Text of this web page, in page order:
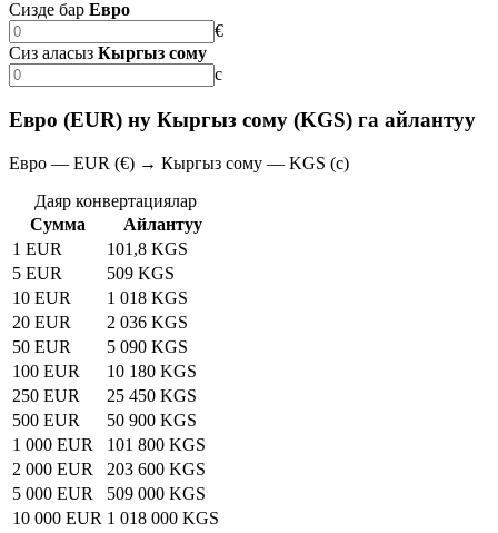
Сизде бар Евро
€
Сиз аласыз Кыргыз сому
с
Евро (EUR) ну Кыргыз сому (KGS) га айлантуу
Евро — EUR (€) → Кыргыз сому — KGS (с)
Даяр конвертациялар
Сумма
Айлантуу
1 EUR
101,8 KGS
5 EUR
509 KGS
10 EUR
1 018 KGS
20 EUR
2 036 KGS
50 EUR
5 090 KGS
100 EUR
10 180 KGS
250 EUR
25 450 KGS
500 EUR
50 900 KGS
1 000 EUR
101 800 KGS
2 000 EUR
203 600 KGS
5 000 EUR
509 000 KGS
10 000 EUR 1 018 000 KGS